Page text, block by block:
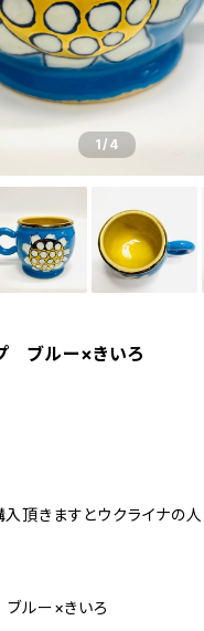
1/4
プ ブルー×きいろ
頂きますとウクライナの
ブルー×きいろ